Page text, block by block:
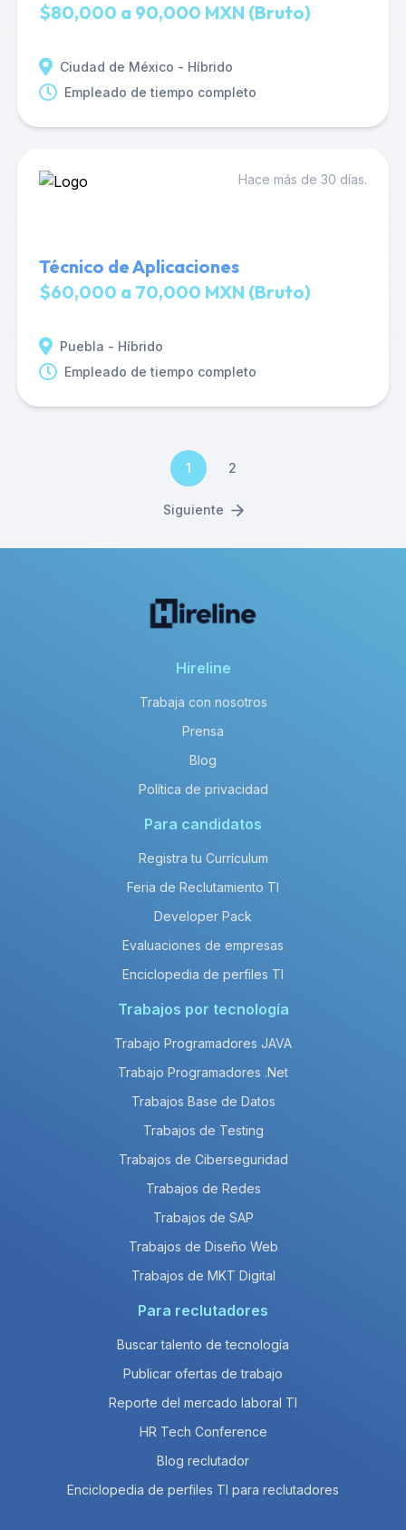
$80,000 a 90,000 MXN (Bruto)
Ciudad de México - Híbrido
Empleado de tiempo completo
Hace más de 30 días.
Técnico de Aplicaciones
$60,000 a 70,000 MXN (Bruto)
Puebla - Híbrido
Empleado de tiempo completo
1 2
Siguiente
Hireline
Trabaja con nosotros
Prensa
Blog
Política de privacidad
Para candidatos
Registra tu Currículum
Feria de Reclutamiento TI
Developer Pack
Evaluaciones de empresas
Enciclopedia de perfiles TI
Trabajos por tecnología
Trabajo Programadores JAVA
Trabajo Programadores .Net
Trabajos Base de Datos
Trabajos de Testing
Trabajos de Ciberseguridad
Trabajos de Redes
Trabajos de SAP
Trabajos de Diseño Web
Trabajos de MKT Digital
Para reclutadores
Buscar talento de tecnología
Publicar ofertas de trabajo
Reporte del mercado laboral TI
HR Tech Conference
Blog reclutador
Enciclopedia de perfiles TI para reclutadores